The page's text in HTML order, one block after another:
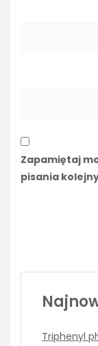
Zapamiętaj
pisania
Triphenyl